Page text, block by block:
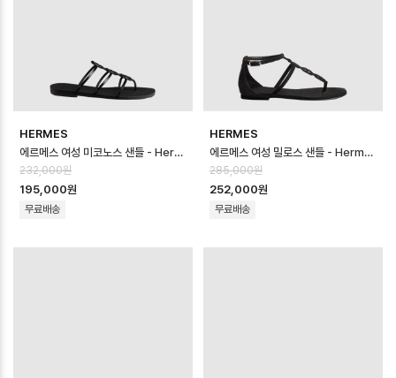
HERMES
에르메스 여성 미코노스 샌들 - Hermes Womens Mykono Sandal - he…
232,000원
195,000원
무료배송
HERMES
에르메스 여성 밀로스 샌들 - Hermes Womens Milos Sandal - hes1…
285,000원
252,000원
무료배송